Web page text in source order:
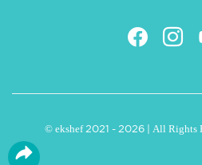
© ekshef 2021 - 2026 | All Rights